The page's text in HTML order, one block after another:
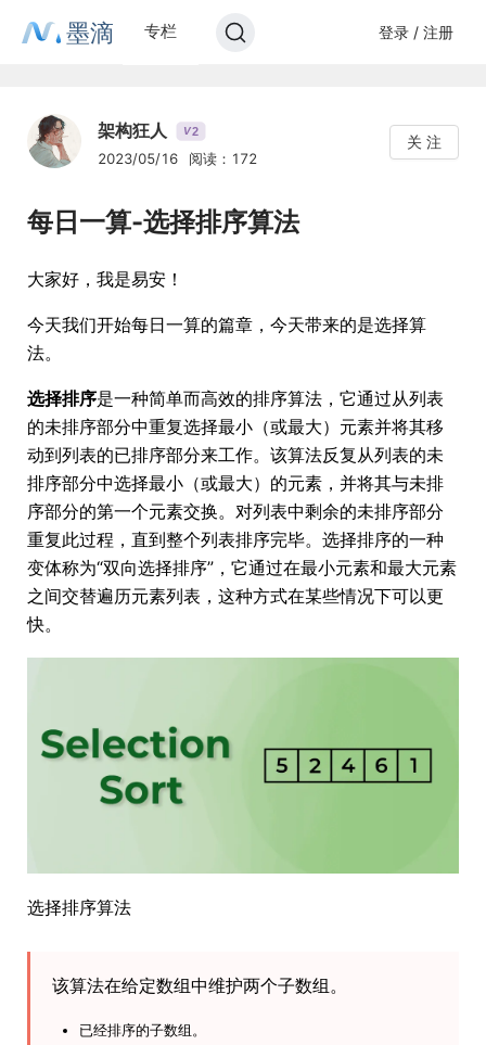
墨滴 专栏 登录 / 注册
架构狂人 V2
2023/05/16 阅读：172
关 注
每日一算-选择排序算法
大家好，我是易安！
今天我们开始每日一算的篇章，今天带来的是选择算
法。
选择排序是一种简单而高效的排序算法，它通过从列表
的未排序部分中重复选择最小（或最大）元素并将其移
动到列表的已排序部分来工作。该算法反复从列表的未
排序部分中选择最小（或最大）的元素，并将其与未排
序部分的第一个元素交换。对列表中剩余的未排序部分
重复此过程，直到整个列表排序完毕。选择排序的一种
变体称为“双向选择排序”，它通过在最小元素和最大元素
之间交替遍历元素列表，这种方式在某些情况下可以更
快。
选择排序算法
该算法在给定数组中维护两个子数组。
已经排序的子数组。